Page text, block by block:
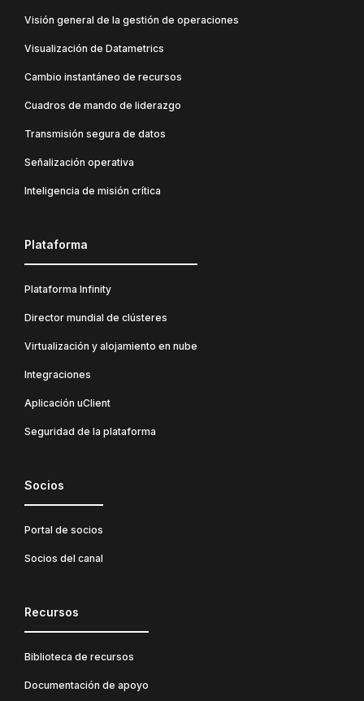
Visión general de la gestión de operaciones
Visualización de Datametrics
Cambio instantáneo de recursos
Cuadros de mando de liderazgo
Transmisión segura de datos
Señalización operativa
Inteligencia de misión crítica
Plataforma
Plataforma Infinity
Director mundial de clústeres
Virtualización y alojamiento en nube
Integraciones
Aplicación uClient
Seguridad de la plataforma
Socios
Portal de socios
Socios del canal
Recursos
Biblioteca de recursos
Documentación de apoyo